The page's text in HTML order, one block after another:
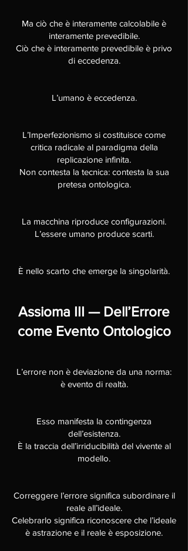
Ma ciò che è interamente calcolabile è
interamente prevedibile.
Ciò che è interamente prevedibile è privo
di eccedenza.
L’umano è eccedenza.
L’Imperfezionismo si costituisce come
critica radicale al paradigma della
replicazione infinita.
Non contesta la tecnica: contesta la sua
pretesa ontologica.
La macchina riproduce configurazioni.
L’essere umano produce scarti.
È nello scarto che emerge la singolarità.
Assioma III — Dell’Errore
come Evento Ontologico
L’errore non è deviazione da una norma:
è evento di realtà.
Esso manifesta la contingenza
dell’esistenza.
È la traccia dell’irriducibilità del vivente al
modello.
Correggere l’errore significa subordinare il
reale all’ideale.
Celebrarlo significa riconoscere che l’ideale
è astrazione e il reale è esposizione.